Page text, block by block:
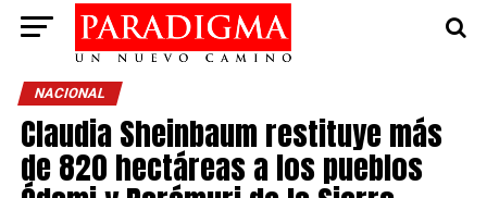
NACIONAL
Claudia Sheinbaum restituye más
de 820 hectáreas a los pueblos